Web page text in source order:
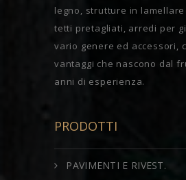
legno, strutture in
tetti pretagliati, arredi per
vario genere ed accessori,
vantaggi che nascono dal
anni di esperienza.
PRODOTTI
PAVIMENTI E RIVEST.